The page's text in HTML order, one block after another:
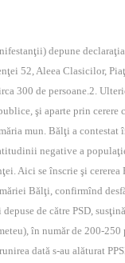
depune
52, Aleea Clasicilor,
300 de persoane.2.
şi aparte prin
mun. Bălţi a
negative a
Aici se înscrie şi
Bălţi, confirmînd
de către PSD,
în număr de 200-250
dată s-au alăturat